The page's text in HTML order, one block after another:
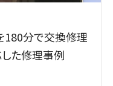
180分で交換修理
た修理事例